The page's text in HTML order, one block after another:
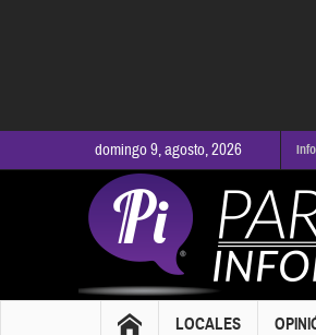
domingo 9, agosto, 2026
LOCALES